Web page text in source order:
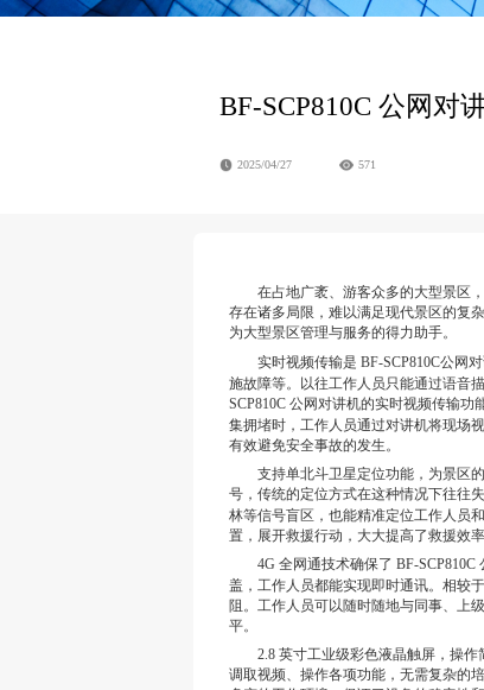
BF-SCP810C 公网对
2025/04/27 571
在占地广袤、游客众多的大型景区，
存在诸多局限，难以满足现代景区的复
为大型景区管理与服务的得力助手。
实时视频传输是 BF-SCP810C公网
施故障等。以往工作人员只能通过语音
SCP810C 公网对讲机的实时视频传输功
集拥堵时，工作人员通过对讲机将现场
有效避免安全事故的发生。
支持单北斗卫星定位功能，为景区的
号，传统的定位方式在这种情况下往往
林等信号盲区，也能精准定位工作人员
置，展开救援行动，大大提高了救援效
4G 全网通技术确保了 BF-SCP810C
盖，工作人员都能实现即时通讯。相较
阻。工作人员可以随时随地与同事、上
平。
2.8 英寸工业级彩色液晶触屏，操作
调取视频、操作各项功能，无需复杂的